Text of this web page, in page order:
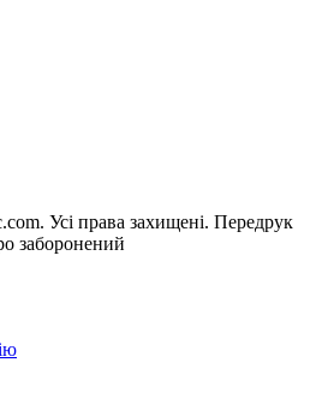
Усi права захищенi. Передрук
заборонений